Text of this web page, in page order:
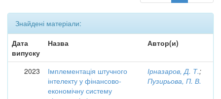
Знайдені матеріали:
Дата
випуску
Назва Автор(и)
2023
Імплементація штучного
інтелекту у фінансово-
економічну систему
Ірназаров, Д. Т.;
Пузирьова, П. В.